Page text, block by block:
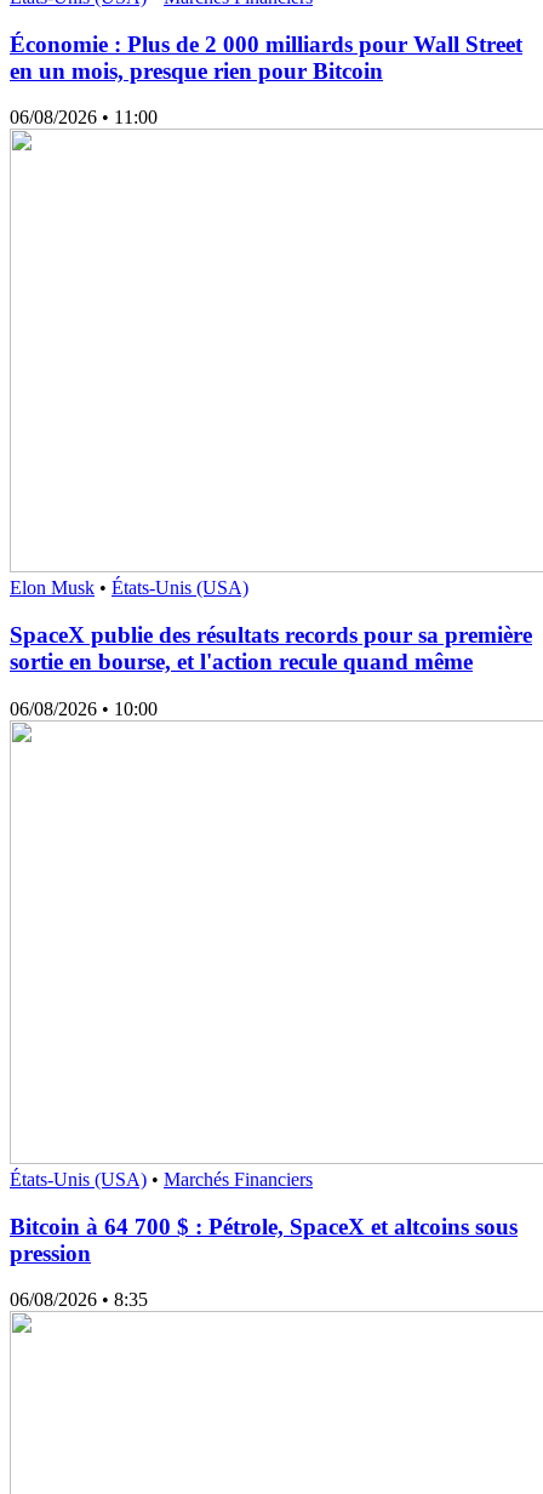
Économie : Plus de 2 000 milliards pour Wall Street
en un mois, presque rien pour Bitcoin
06/08/2026 • 11:00
Elon Musk • États-Unis (USA)
SpaceX publie des résultats records pour sa première
sortie en bourse, et l'action recule quand même
06/08/2026 • 10:00
États-Unis (USA) • Marchés Financiers
Bitcoin à 64 700 $ : Pétrole, SpaceX et altcoins sous
pression
06/08/2026 • 8:35